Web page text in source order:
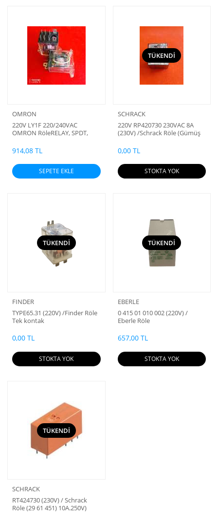
OMRON
220V LY1F 220/240VAC
OMRON RöleRELAY, SPDT,
SUREKLI) 30A (Orjinal) (Özel
İskontolu Fiyat)
914,08 TL
SEPETE EKLE
TÜKENDİ
SCHRACK
220V RP420730 230VAC 8A
(230V) /Schrack Röle (Gümüş
0,00 TL
STOKTA YOK
TÜKENDİ
FINDER
TYPE65.31 (220V) /Finder Röle
Tek kontak
0,00 TL
STOKTA YOK
TÜKENDİ
EBERLE
0 415 01 010 002 (220V) /
Eberle Röle
657,00 TL
STOKTA YOK
TÜKENDİ
SCHRACK
RT424730 (230V) / Schrack
Röle (29 61 451) 10A.250V)